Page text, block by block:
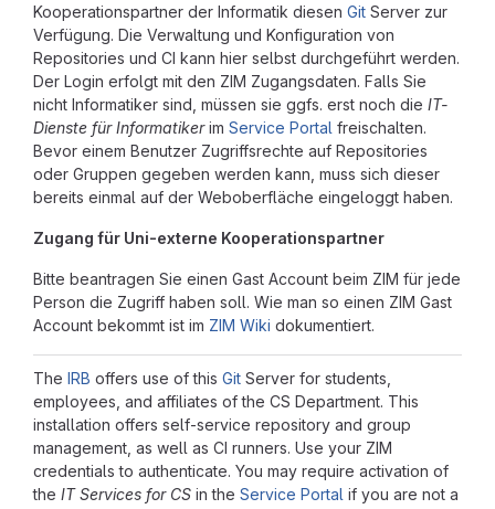
Kooperationspartner der Informatik diesen Git Server zur
Verfügung. Die Verwaltung und Konfiguration von
Repositories und CI kann hier selbst durchgeführt werden.
Der Login erfolgt mit den ZIM Zugangsdaten. Falls Sie
nicht Informatiker sind, müssen sie ggfs. erst noch die IT-
Dienste für Informatikerim Service Portal freischalten.
Bevor einem Benutzer Zugriffsrechte auf Repositories
oder Gruppen gegeben werden kann, muss sich dieser
bereits einmal auf der Weboberfläche eingeloggt haben.
Zugang für Uni-externe Kooperationspartner
Bitte beantragen Sie einen Gast Account beim ZIM für jede
Person die Zugriff haben soll. Wie man so einen ZIM Gast
Account bekommt ist im ZIM Wiki dokumentiert.
The IRB offers use of this Git Server for students,
employees, and affiliates of the CS Department. This
installation offers self-service repository and group
management, as well as CI runners. Use your ZIM
credentials to authenticate. You may require activation of
the IT Services for CS in the Service Portal if you are not a